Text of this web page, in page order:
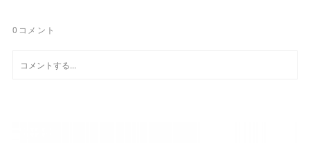
0 コメント